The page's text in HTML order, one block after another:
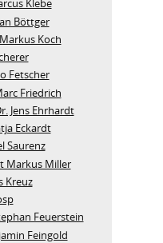
Klebe
Böttger
Koch
Fetscher
Friedrich
Jens Ehrhardt
Eckardt
Saurenz
Markus Miller
Kreuz
Feuerstein
Feingold